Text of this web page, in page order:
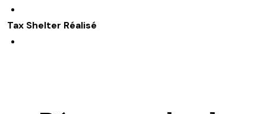
Tax Shelter Réalisé